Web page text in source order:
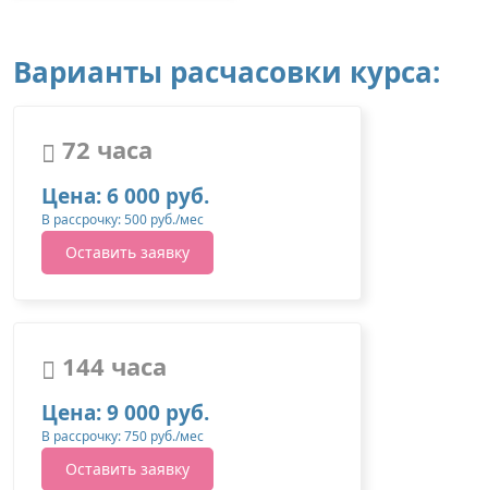
Варианты расчасовки курса:
72 часа
Цена: 6 000 руб.
В рассрочку: 500 руб./мес
Оставить заявку
144 часа
Цена: 9 000 руб.
В рассрочку: 750 руб./мес
Оставить заявку